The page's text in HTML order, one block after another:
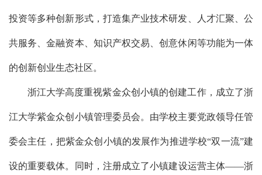
投资等多种创新形式，打造集产业技术研发、人才汇聚、公
共服务、金融资本、知识产权交易、创意休闲等功能为一体
的创新创业生态社区。
浙江大学高度重视紫金众创小镇的创建工作，成立了浙
江大学紫金众创小镇管理委员会。由学校主要党政领导任管
委会主任，把紫金众创小镇的发展作为推进学校“双一流”建
设的重要载体。同时，注册成立了小镇建设运营主体——浙